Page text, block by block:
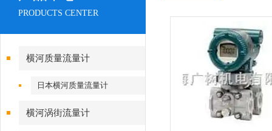
PRODUCTS CENTER
横河质量流量计
日本横河质量流量计
横河涡街流量计